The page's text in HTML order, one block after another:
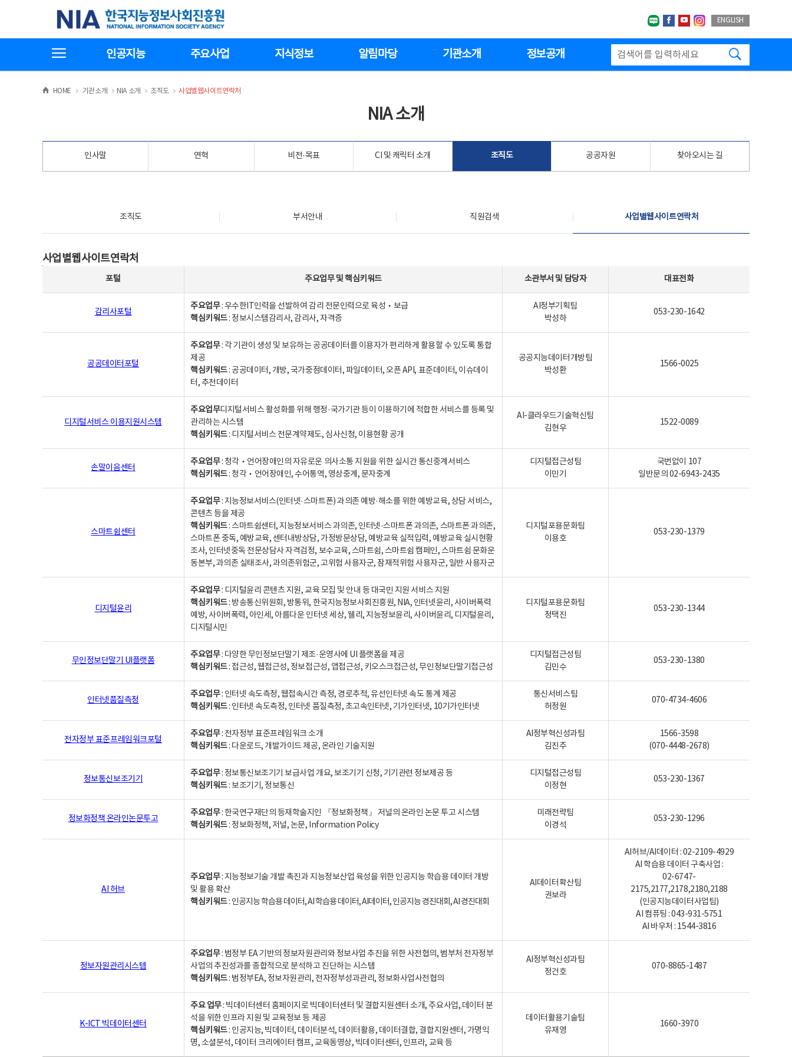
기
한국지능정보사회진흥원
네이버블로그
페이스북
유투브인스타그랩
ENGLISH
인공지능 주요사업 지식정보 알림마당 기관소개 정보공개
HOME >
기관소개 >NIA 소개 >
조직도 >
사업별웹사이트연락처
NIA 소개
인사말 연혁 비전·목표 CI 및 캐릭터 소개 조직도 공공자원 찾아오시는 길
조직도 부서안내 직원검색 사업별웹사이트연락처
사업별웹사이트연락처
포털 주요업무및핵심키워드 소관부서 및 담당자 대표전화
감리사포털
주요업무: 우수한IT인력을 선발하여 감리 전문인력으로 육성‧보급
핵심키워드: 정보시스템감리사, 감리사, 자격증
AI정부기획팀
박성하
053-230-1642
공공데이터포털
주요업무: 각 기관이 생성 및 보유하는 공공데이터를 이용자가 편리하게 활용할 수 있도록 통합
제공
핵심키워드: 공공데이터, 개방, 국가중점데이터, 파일데이터, 오픈 API, 표준데이터, 이슈데이
터, 추천데이터
공공지능데이터개방팀
박성환
1566-0025
디지털서비스 이용지원시스템
주요업무디지털서비스 활성화를 위해 행정·국가기관 등이 이용하기에 적합한 서비스를 등록 및
관리하는 시스템
핵심키워드: 디지털서비스 전문계약제도, 심사신청, 이용현황 공개
AI-클라우드기술혁신팀
김현우
1522-0089
손말이음센터
주요업무: 청각‧언어장애인의 자유로운 의사소통 지원을 위한 실시간 통신중계서비스
핵심키워드: 청각‧언어장애인, 수어통역, 영상중계, 문자중계
디지털접근성팀
이민기
국번없이 107
일반문의 02-6943-2435
스마트쉼센터
주요업무: 지능정보서비스(인터넷·스마트폰) 과의존 예방·해소를 위한 예방교육, 상담 서비스,
콘텐츠 등을 제공
핵심키워드: 스마트쉼센터, 지능정보서비스 과의존, 인터넷·스마트폰 과의존, 스마트폰 과의존,
스마트폰 중독, 예방교육, 센터내방상담, 가정방문상담, 예방교육 실적입력, 예방교육 실시현황
조사, 인터넷중독 전문상담사 자격검정, 보수교육, 스마트쉼, 스마트쉼 캠페인, 스마트쉼 문화운
동본부, 과의존 실태조사, 과의존위험군, 고위험 사용자군, 잠재적위험 사용자군, 일반 사용자군
디지털포용문화팀
이용호
053-230-1379
디지털윤리
주요업무: 디지털윤리 콘텐츠 지원, 교육 모집 및 안내 등 대국민 지원 서비스 지원
핵심키워드: 방송통신위원회, 방통위, 한국지능정보사회진흥원, NIA, 인터넷윤리, 사이버폭력
예방, 사이버폭력, 아인세, 아름다운 인터넷 세상, 웰리, 지능정보윤리, 사이버윤리, 디지털윤리,
디지털시민
디지털포용문화팀
정택진
053-230-1344
무인정보단말기 UI플랫폼
주요업무: 다양한 무인정보단말기 제조·운영사에 UI 플랫폼을 제공
핵심키워드: 접근성, 웹접근성, 정보접근성, 앱접근성, 키오스크접근성, 무인정보단말기접근성
디지털접근성팀
김민수
053-230-1380
인터넷품질측정
주요업무: 인터넷 속도측정, 웹접속시간 측정, 경로추적, 유선인터넷 속도 통계 제공
핵심키워드: 인터넷 속도측정, 인터넷 품질측정, 초고속인터넷, 기가인터넷, 10기가인터넷
통신서비스팀
허정원
070-4734-4606
전자정부 표준프레임워크포털
주요업무: 전자정부 표준프레임워크 소개
핵심키워드: 다운로드, 개발가이드 제공, 온라인 기술지원
AI정부혁신성과팀
김진주
1566-3598
(070-4448-2678)
정보통신보조기기
주요업무: 정보통신보조기기 보급사업 개요, 보조기기 신청, 기기관련 정보제공 등
핵심키워드: 보조기기, 정보통신
디지털접근성팀
이정현
053-230-1367
정보화정책 온라인논문투고
주요업무: 한국연구재단의 등재학술지인 『정보화정책』 저널의 온라인 논문 투고 시스템
핵심키워드: 정보화정책, 저널, 논문, Information Policy
미래전략팀
이경석
053-230-1296
AI 허브
주요업무: 지능정보기술 개발 촉진과 지능정보산업 육성을 위한 인공지능 학습용 데이터 개방
및 활용 확산
핵심키워드: 인공지능 학습용 데이터, AI 학습용 데이터, AI데이터, 인공지능 경진대회, AI 경진대회
AI데이터확산팀
권보라
AI허브/AI데이터 : 02-2109-4929
AI 학습용 데이터 구축사업 :
02-6747-
2175,2177,2178,2180,2188
(인공지능데이터사업팀)
AI 컴퓨팅 : 043-931-5751
AI 바우처 : 1544-3816
정보자원관리시스템
주요업무: 범정부 EA 기반의 정보자원관리와 정보사업 추진을 위한 사전협의, 범부처 전자정부
사업의 추진성과를 종합적으로 분석하고 진단하는 시스템
핵심키워드: 범정부EA, 정보자원관리, 전자정부성과관리, 정보화사업사전협의
AI정부혁신성과팀
정건호
070-8865-1487
K-ICT 빅데이터센터
주요 업무: 빅데이터센터 홈페이지로 빅데이터센터 및 결합지원센터 소개, 주요사업, 데이터 분
석을 위한 인프라 지원 및 교육정보 등 제공
핵심키워드: 인공지능, 빅데이터, 데이터분석, 데이터활용, 데이터결합, 결합지원센터, 가명익
명, 소셜분석, 데이터 크리에이터 캠프, 교육동영상, 빅데이터센터, 인프라, 교육 등
데이터활용기술팀
유재영
1660-3970